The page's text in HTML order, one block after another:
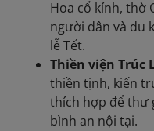
Hoa cổ kính, thờ
người dân và du
lễ Tết.
Thiền viện Trúc
thiền tịnh, kiến
thích hợp để thư
bình an nội tại.